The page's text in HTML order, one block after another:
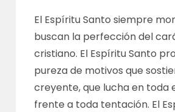
El Espíritu Santo siempre
buscan la perfección del
cristiano. El Espíritu Santo
pureza de motivos que
creyente, que lucha en toda
frente a toda tentación. El